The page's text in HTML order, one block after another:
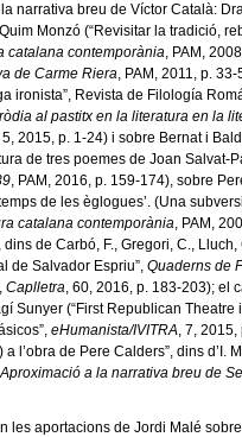
narrativa breu de Víctor Català:
Monzó (“Revisitar la tradició,
catalana contemporània, PAM,
de Carme Riera, PAM, 2011, p.
ironista”, Revista de Filología
al pastitx en la literatura en la
5, 2015, p. 1-24) i sobre Bernat i
de tres poemes de Joan Salvat-
, PAM, 2016, p. 159-174), sobre
de les èglogues’. (Una
catalana contemporània, PAM,
de Carbó, F., Gregori, C., Lluch,
de Salvador Espriu”, Quaderns de
Caplletra, 60, 2016, p. 183-203); el
Sunyer (“First Republican Theatre
eHumanista/IVITRA, 7,
de Pere Calders”, dins d’I.
a la narrativa breu de
les aportacions de Jordi Malé